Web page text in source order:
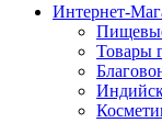
Интернет-
Товары